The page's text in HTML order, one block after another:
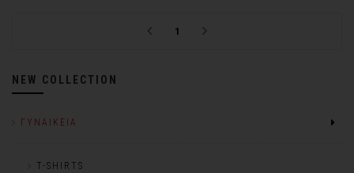
1
NEW COLLECTION
ΓΥΝΑΙΚΕΊΑ
T-SHIRTS